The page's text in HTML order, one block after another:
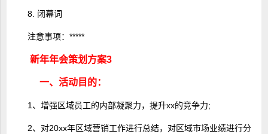
8. 闭幕词
注意事项：*****
新年年会策划方案3
一、活动目的：
1、增强区域员工的内部凝聚力，提升xx的竞争力;
2、对20xx年区域营销工作进行总结，对区域市场业绩进行分